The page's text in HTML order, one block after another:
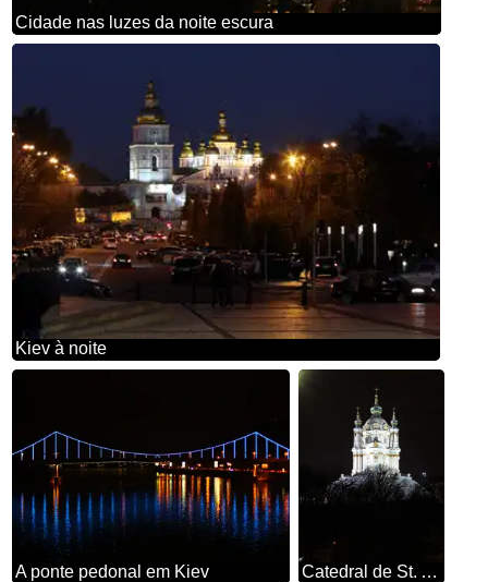
Cidade nas luzes da noite escura
Kiev à noite
A ponte pedonal em Kiev Catedral de St. Andrew